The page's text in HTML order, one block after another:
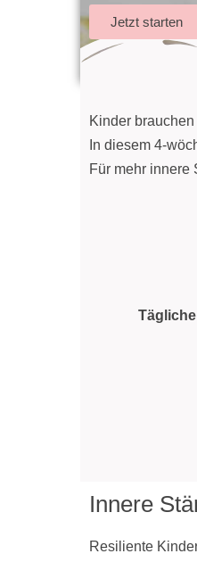
Jetzt starten
Kinder
In diesem 4-
Für mehr innere
Innere
Resiliente